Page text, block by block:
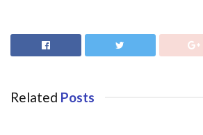
Related Posts